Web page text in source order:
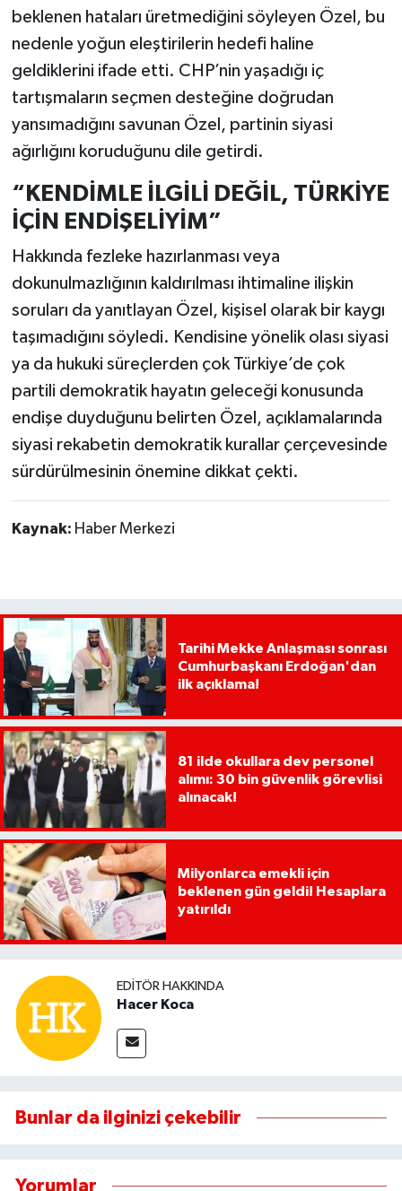
beklenen hataları üretmediğini söyleyen Özel, bu
nedenle yoğun eleştirilerin hedefi haline
geldiklerini ifade etti. CHP’nin yaşadığı iç
tartışmaların seçmen desteğine doğrudan
yansımadığını savunan Özel, partinin siyasi
ağırlığını koruduğunu dile getirdi.
“KENDİMLE İLGİLİ DEĞİL, TÜRKİYE
İÇİN ENDİŞELİYİM”
Hakkında fezleke hazırlanması veya
dokunulmazlığının kaldırılması ihtimaline ilişkin
soruları da yanıtlayan Özel, kişisel olarak bir kaygı
taşımadığını söyledi. Kendisine yönelik olası siyasi
ya da hukuki süreçlerden çok Türkiye’de çok
partili demokratik hayatın geleceği konusunda
endişe duyduğunu belirten Özel, açıklamalarında
siyasi rekabetin demokratik kurallar çerçevesinde
sürdürülmesinin önemine dikkat çekti.
Kaynak: Haber Merkezi
Tarihi Mekke Anlaşması sonrası
Cumhurbaşkanı Erdoğan'dan
ilk açıklama!
81 ilde okullara dev personel
alımı: 30 bin güvenlik görevlisi
alınacak!
Milyonlarca emekli için
beklenen gün geldi! Hesaplara
yatırıldı
EDITÖR HAKKINDA
Hacer Koca
Bunlar da ilginizi çekebilir
Yorumlar